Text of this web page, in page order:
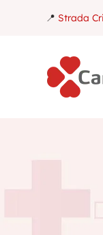
📍 Strada